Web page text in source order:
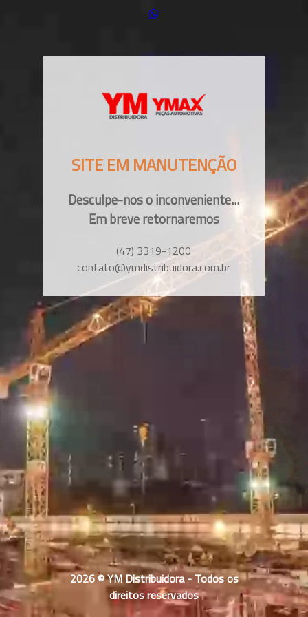
SITE EM MANUTENÇÃO
Desculpe-nos o inconveniente...
Em breve retornaremos
(47) 3319-1200
contato@ymdistribuidora.com.br
2026 © YM Distribuidora - Todos os
direitos reservados